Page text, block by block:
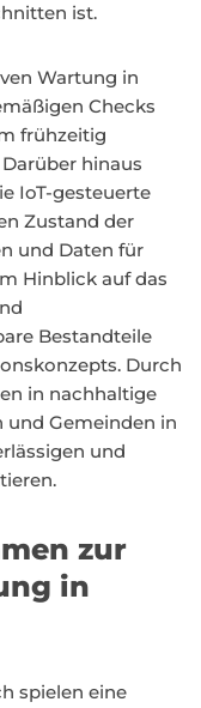
ist.
Wartung in
Checks
frühzeitig
hinaus
IoT-gesteuerte
Zustand der
und Daten für
Hinblick auf das
Bestandteile
Durch
in nachhaltige
Gemeinden in
und
zur
in
spielen eine